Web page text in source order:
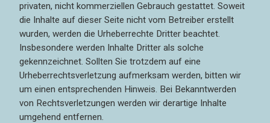
privaten, nicht kommerziellen Gebrauch gestattet. Soweit
die Inhalte auf dieser Seite nicht vom Betreiber erstellt
wurden, werden die Urheberrechte Dritter beachtet.
Insbesondere werden Inhalte Dritter als solche
gekennzeichnet. Sollten Sie trotzdem auf eine
Urheberrechtsverletzung aufmerksam werden, bitten wir
um einen entsprechenden Hinweis. Bei Bekanntwerden
von Rechtsverletzungen werden wir derartige Inhalte
umgehend entfernen.